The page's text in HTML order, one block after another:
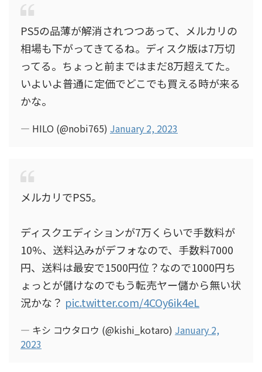
PS5の品薄が解消されつつあって、メルカリの
相場も下がってきてるね。ディスク版は7万切
ってる。ちょっと前まではまだ8万超えてた。
いよいよ普通に定価でどこでも買える時が来る
かな。
— HILO (@nobi765) January 2, 2023
メルカリでPS5。
ディスクエディションが7万くらいで手数料が
10%、送料込みがデフォなので、手数料7000
円、送料は最安で1500円位？なので1000円ち
ょっとが儲けなのでもう転売ヤー儲から無い状
況かな？ pic.twitter.com/4COy6ik4eL
— キシ コウタロウ (@kishi_kotaro) January 2,
2023